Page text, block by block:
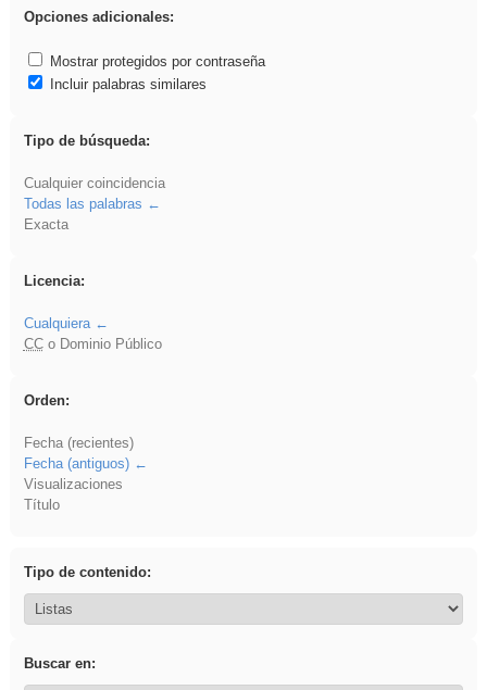
Opciones adicionales:
Mostrar protegidos por contraseña
Incluir palabras similares
Tipo de búsqueda:
Cualquier coincidencia
Todas las palabras
Exacta
Licencia:
Cualquiera
CCo Dominio Público
Orden:
Fecha (recientes)
Fecha (antiguos)
Visualizaciones
Título
Tipo de contenido:
Buscar en: